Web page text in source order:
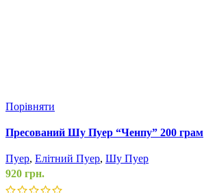
Порівняти
Пресований Шу Пуер “Ченпу” 200 грам
Пуер, Елітний Пуер, Шу Пуер
920 грн.